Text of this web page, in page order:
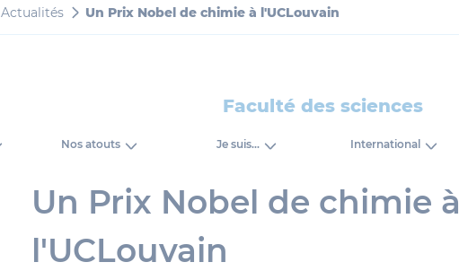
Actualités Un Prix Nobel de chimie à l'UCLouvain
Faculté des sciences
Nos atouts Je suis... International
Un Prix Nobel de chimie à
l'UCLouvain